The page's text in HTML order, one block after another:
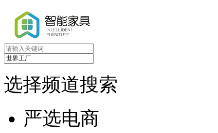
选择频道搜索
严选电商